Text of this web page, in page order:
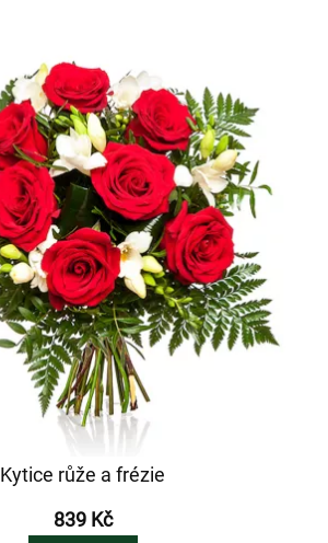
Kytice růže a frézie
839 Kč